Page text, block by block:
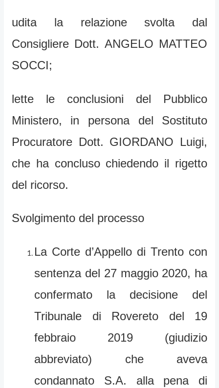
udita la relazione svolta dal
Consigliere Dott. ANGELO MATTEO
SOCCI;
lette le conclusioni del Pubblico
Ministero, in persona del Sostituto
Procuratore Dott. GIORDANO Luigi,
che ha concluso chiedendo il rigetto
del ricorso.
Svolgimento del processo
La Corte d’Appello di Trento con
sentenza del 27 maggio 2020, ha
confermato la decisione del
Tribunale di Rovereto del 19
febbraio 2019 (giudizio
abbreviato) che aveva
condannato S.A. alla pena di